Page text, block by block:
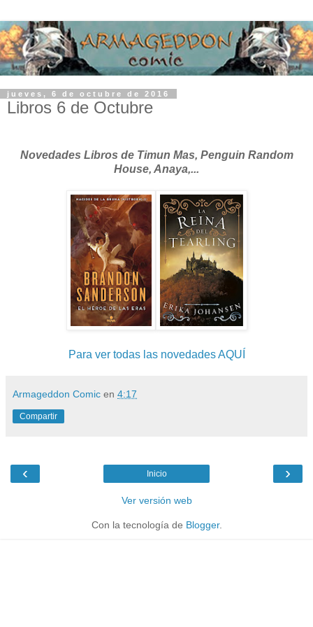
jueves, 6 de octubre de 2016
Libros 6 de Octubre
Novedades Libros de Timun Mas, Penguin Random
House, Anaya,...
Para ver todas las novedades AQUÍ
Armageddon Comic en 4:17
Compartir
‹ ›
Inicio
Ver versión web
Con la tecnología de Blogger.